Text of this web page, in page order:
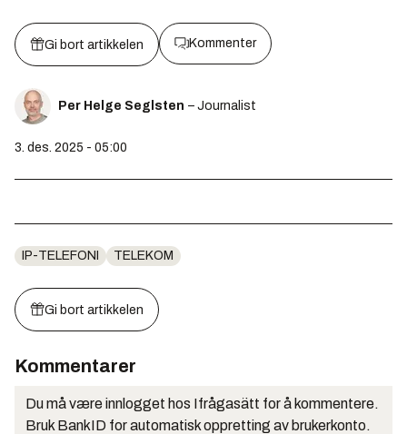
Gi bort artikkelen Kommenter
Per Helge Seglsten – Journalist
3. des. 2025 - 05:00
IP-TELEFONI TELEKOM
Gi bort artikkelen
Kommentarer
Du må være innlogget hos Ifrågasätt for å kommentere.
Bruk BankID for automatisk oppretting av brukerkonto.